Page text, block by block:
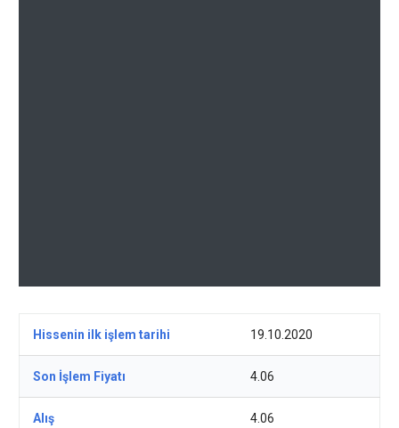
Hissenin ilk işlem tarihi 19.10.2020
Son İşlem Fiyatı 4.06
Alış 4.06